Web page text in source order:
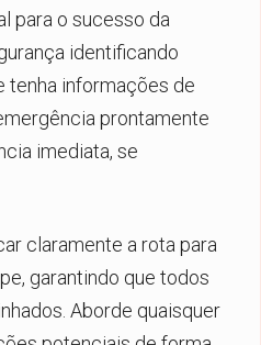
para o sucesso da
identificando
tenha informações de
prontamente
imediata, se
claramente a rota para
garantindo que todos
Aborde quaisquer